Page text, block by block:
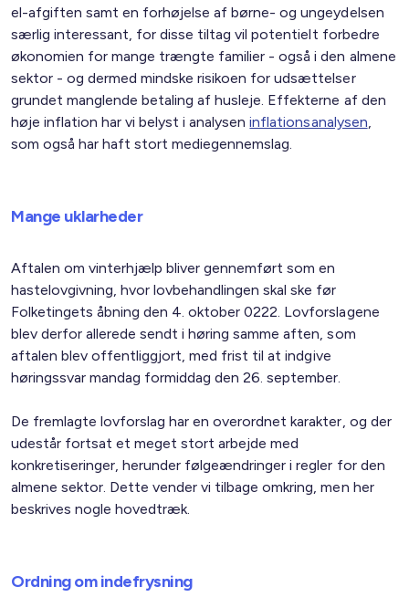
el-afgiften samt en forhøjelse af børne- og ungeydelsen
særlig interessant, for disse tiltag vil potentielt forbedre
økonomien for mange trængte familier - også i den almene
sektor - og dermed mindske risikoen for udsættelser
grundet manglende betaling af husleje. Effekterne af den
høje inflation har vi belyst i analyseninflationsanalysen,
som også har haft stort mediegennemslag.
Mange uklarheder
Aftalen om vinterhjælp bliver gennemført som en
hastelovgivning, hvor lovbehandlingen skal ske før
Folketingets åbning den 4. oktober 0222. Lovforslagene
blev derfor allerede sendt i høring samme aften, som
aftalen blev offentliggjort, med frist til at indgive
høringssvar mandag formiddag den 26. september.
De fremlagte lovforslag har en overordnet karakter, og der
udestår fortsat et meget stort arbejde med
konkretiseringer, herunder følgeændringer i regler for den
almene sektor. Dette vender vi tilbage omkring, men her
beskrives nogle hovedtræk.
Ordning om indefrysning